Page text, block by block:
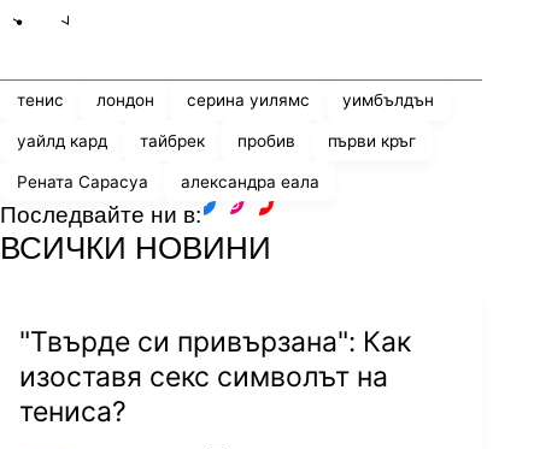
тенис лондон серина уилямс уимбълдън
уайлд кард тайбрек пробив първи кръг
Рената Сарасуа александра еала
Последвайте ни в:
ВСИЧКИ НОВИНИ
"Твърде си привързана": Как
изоставя секс символът на
тениса?